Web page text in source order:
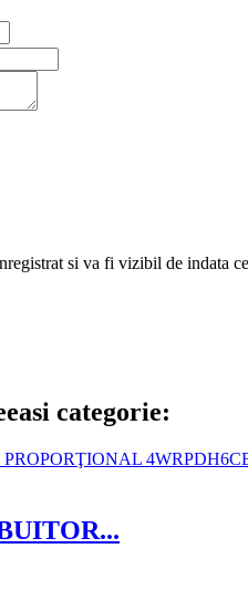
si va fi vizibil de indata
categorie: